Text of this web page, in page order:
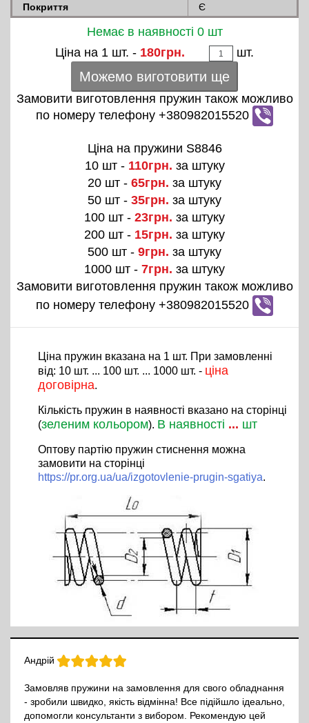
Покриття
Є
Немає в наявності 0 шт
Ціна на 1 шт. - 180грн. шт.
Можемо виготовити ще
Замовити виготовлення пружин також можливо
по номеру телефону +380982015520
Ціна на пружини S8846
10 шт - 110грн. за штуку
20 шт - 65грн. за штуку
50 шт - 35грн. за штуку
100 шт - 23грн. за штуку
200 шт - 15грн. за штуку
500 шт - 9грн. за штуку
1000 шт - 7грн. за штуку
Замовити виготовлення пружин також можливо
по номеру телефону +380982015520
Ціна пружин вказана на 1 шт. При замовленні
від: 10 шт. ... 100 шт. ... 1000 шт. - ціна
договірна.
Кількість пружин в наявності вказано на сторінці
(зеленим кольором). В наявності ... шт
Оптову партію пружин стиснення можна
замовити на сторінці
https://pr.org.ua/ua/izgotovlenie-prugin-sgatiya.
Андрій
Замовляв пружини на замовлення для свого обладнання
- зробили швидко, якість відмінна! Все підійшло ідеально,
допомогли консультанти з вибором. Рекомендую цей